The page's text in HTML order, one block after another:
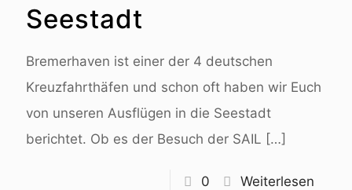
Seestadt
Bremerhaven ist einer der 4 deutschen
Kreuzfahrthäfen und schon oft haben wir Euch
von unseren Ausflügen in die Seestadt
berichtet. Ob es der Besuch der SAIL […]
0 Weiterlesen